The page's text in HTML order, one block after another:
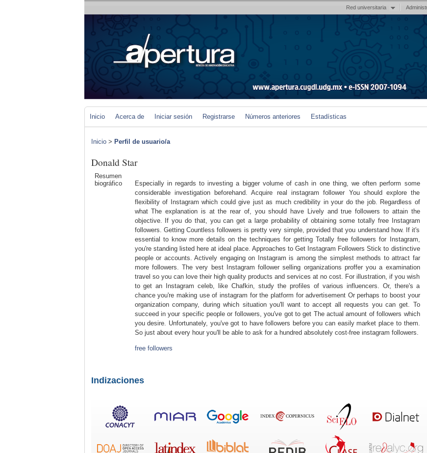
Red universitaria
Inicio Acerca de Iniciar sesión Registrarse Números anteriores Estadísticas
Inicio > Perfil de usuario/a
Donald Star
Resumen
biográfico
Especially in regards to investing a bigger volume of cash in one thing, we often perform some
considerable investigation beforehand. Acquire real instagram follower You should explore the
flexibility of Instagram which could give just as much credibility in your do the job. Regardless of
what The explanation is at the rear of, you should have Lively and true followers to attain the
objective. If you do that, you can get a large probability of obtaining some totally free Instagram
followers. Getting Countless followers is pretty very simple, provided that you understand how. If it's
essential to know more details on the techniques for getting Totally free followers for Instagram,
you're standing listed here at ideal place. Approaches to Get Instagram Followers Stick to distinctive
people or accounts. Actively engaging on Instagram is among the simplest methods to attract far
more followers. The very best Instagram follower selling organizations proffer you a examination
travel so you can love their high quality products and services at no cost. For illustration, if you wish
to get an Instagram celeb, like Chafkin, study the profiles of various influencers. Or, there's a
chance you're making use of instagram for the platform for advertisement Or perhaps to boost your
organization company, during which situation you'll want to accept all requests you can get. To
succeed in your specific people or followers, you've got to get The actual amount of followers which
you desire. Unfortunately, you've got to have followers before you can easily market place to them.
So just about every hour you'll be able to ask for a hundred absolutely cost-free instagram followers.
free followers
Indizaciones